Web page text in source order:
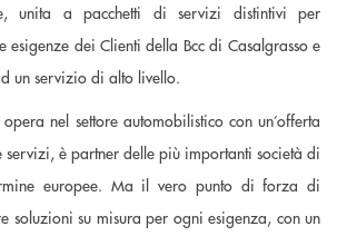
unita a pacchetti di servizi distintivi per
esigenze dei Clienti della Bcc di Casalgrasso e
un servizio di alto livello.
nel settore automobilistico con un’offerta
è partner delle più importanti società di
europee. Ma il vero punto di forza di
soluzioni su misura per ogni esigenza, con un